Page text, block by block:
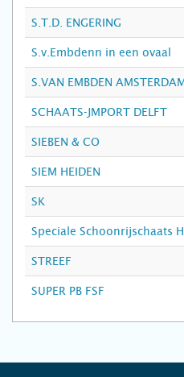
S.T.D. ENGERING
S.v.Embdenn in een ovaal
S.VAN EMBDEN
SCHAATS-JMPORT DELFT
SIEBEN & CO
SIEM HEIDEN
SK
Speciale Schoonrijschaats
STREEF
SUPER PB FSF